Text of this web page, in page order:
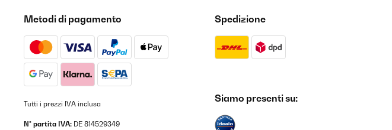
Metodi di pagamento
Tutti i prezzi IVA inclusa
N° partita IVA: DE 814529349
Spedizione
Siamo presenti su: